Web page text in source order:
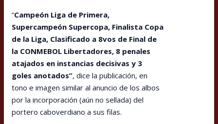
“Campeón Liga de Primera,
Supercampeón Supercopa, Finalista Copa
de la Liga, Clasificado a 8vos de Final de
la CONMEBOL Libertadores, 8 penales
atajados en instancias decisivas y 3
goles anotados”, dice la publicación, en
tono e imagen similar al anuncio de los albos
por la incorporación (aún no sellada) del
portero caboverdiano a sus filas.